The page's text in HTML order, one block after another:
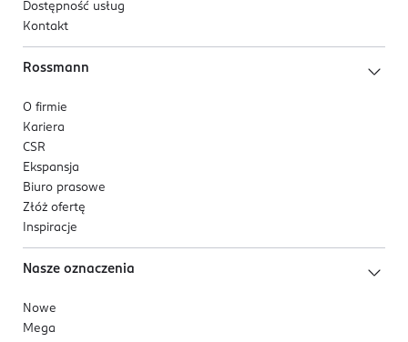
Dostępność usług
Kontakt
Rossmann
O firmie
Kariera
CSR
Ekspansja
Biuro prasowe
Złóż ofertę
Inspiracje
Nasze oznaczenia
Nowe
Mega